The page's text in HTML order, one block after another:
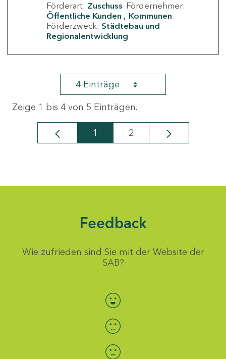
Förderart: Zuschuss Fördernehmer:
Öffentliche Kunden
Kommunen
Förderzweck: Städtebau und
Regionalentwicklung
4 Einträge
Zeige 1 bis 4 von 5 Einträgen.
Seite
1 Seite
2
Feedback
Wie zufrieden sind Sie mit der Website der
SAB?
Bewertung auswählen